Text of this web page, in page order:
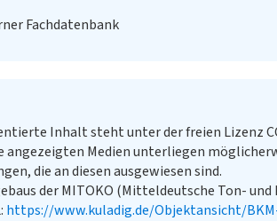
Fachdatenbank
Inhalt steht unter der freien Lizenz
Medien unterliegen
die an diesen ausgewiesen sind.
der MITOKO (Mitteldeutsche Ton- und
https://www.kuladig.de/Objektansicht/